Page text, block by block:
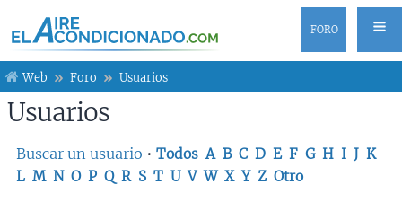
FORO
Web Foro Usuarios
Usuarios
Buscar un usuario • Todos A B C D E F G H I J K
L M N O P Q R S T U V W X Y Z Otro